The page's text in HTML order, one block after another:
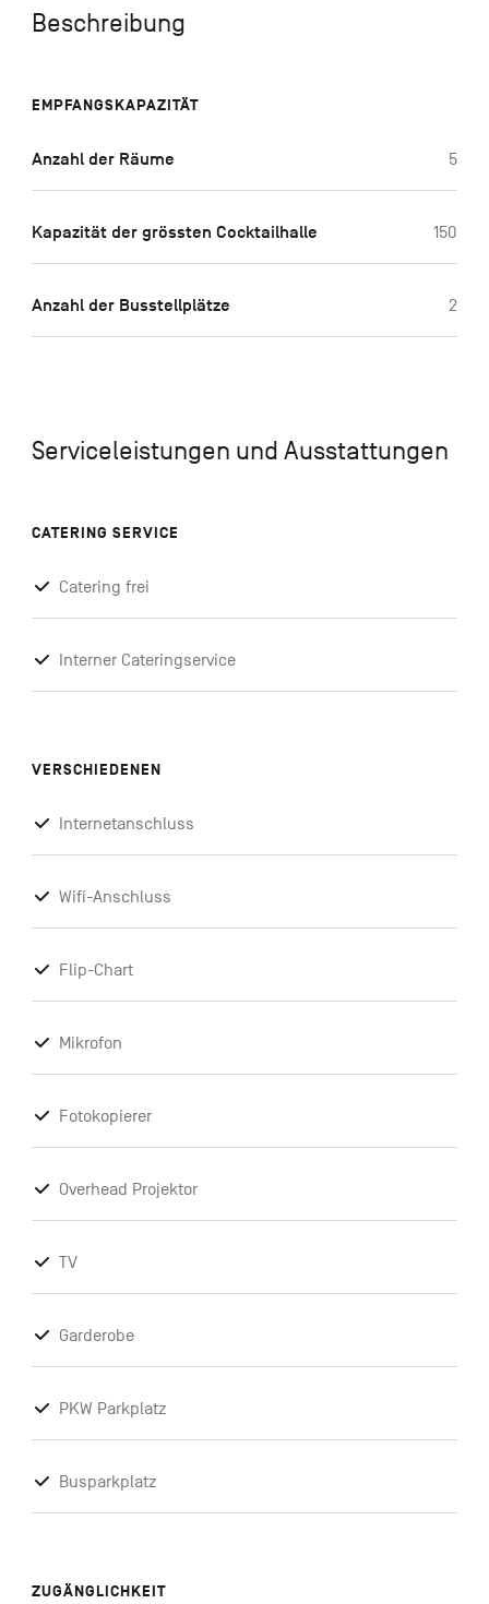
Beschreibung
EMPFANGSKAPAZITÄT
Anzahl der Räume 5
Kapazität der grössten Cocktailhalle 150
Anzahl der Busstellplätze 2
Serviceleistungen und Ausstattungen
CATERING SERVICE
Catering frei
Interner Cateringservice
VERSCHIEDENEN
Internetanschluss
Wifi-Anschluss
Flip-Chart
Mikrofon
Fotokopierer
Overhead Projektor
TV
Garderobe
PKW Parkplatz
Busparkplatz
ZUGÄNGLICHKEIT